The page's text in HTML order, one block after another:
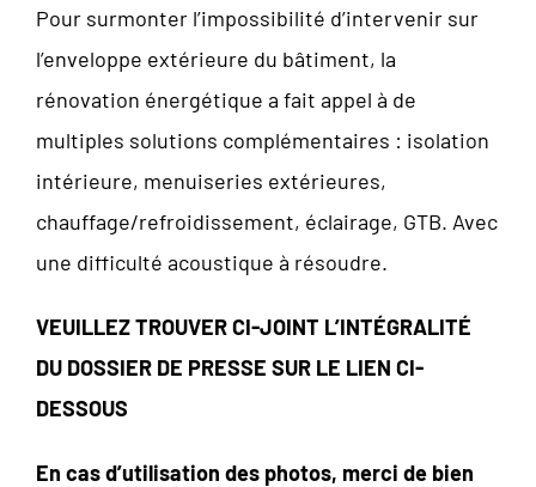
Pour surmonter l’impossibilité d’intervenir sur
l’enveloppe extérieure du bâtiment, la
rénovation énergétique a fait appel à de
multiples solutions complémentaires : isolation
intérieure, menuiseries extérieures,
chauffage/refroidissement, éclairage, GTB. Avec
une difficulté acoustique à résoudre.
VEUILLEZ TROUVER CI-JOINT L’INTÉGRALITÉ
DU DOSSIER DE PRESSE SUR LE LIEN CI-
DESSOUS
En cas d’utilisation des photos, merci de bien